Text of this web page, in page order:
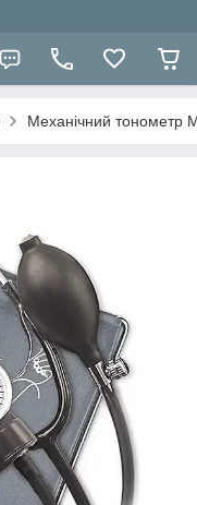
Механічний тонометр